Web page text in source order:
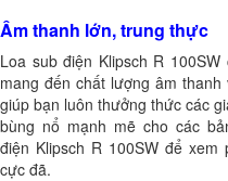
Âm thanh lớn, trung thực
Loa sub điện Klipsch R
mang đến chất lượng âm
giúp bạn luôn thưởng thức các
bùng nổ mạnh mẽ cho các
điện Klipsch R 100SW để
cực đã.